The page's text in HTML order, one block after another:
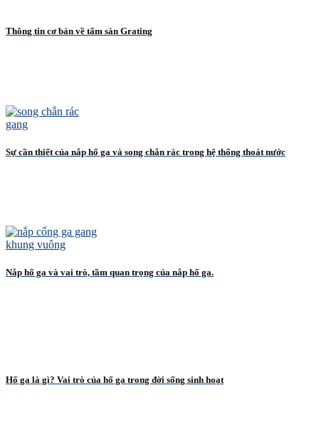
Thông tin cơ bản về tấm sàn Grating
Sự cần thiết của nắp hố ga và song chắn rác trong hệ thống thoát nước
Nắp hố ga và vai trò, tầm quan trọng của nắp hố ga.
Hố ga là gì? Vai trò của hố ga trong đời sống sinh hoạt